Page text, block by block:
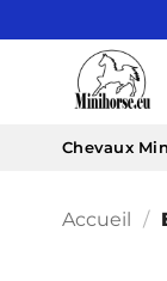
au
contenu
Chevaux
Accueil /